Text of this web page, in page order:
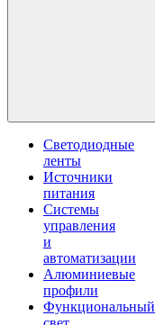
Светодиодные
ленты
Источники
питания
Системы
управления
и
автоматизации
Алюминиевые
профили
Функциональный